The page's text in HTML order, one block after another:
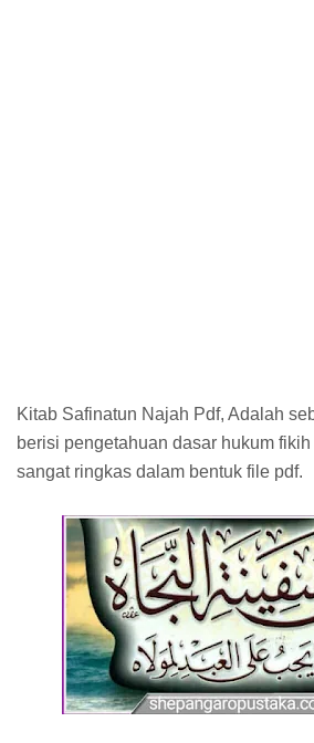
Kitab Safinatun Najah Pdf, Adalah
berisi pengetahuan dasar hukum
sangat ringkas dalam bentuk file pdf.